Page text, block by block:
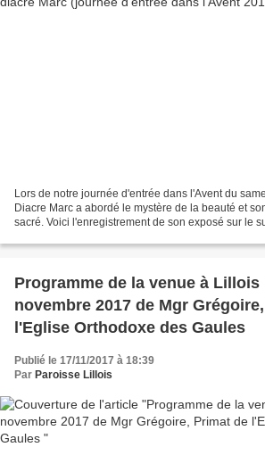
Lors de notre journée d'entrée dans l'Avent du
Diacre Marc a abordé le mystère de la beauté et
sacré. Voici l'enregistrement de son exposé sur le
Programme de la venue à Lillois
novembre 2017 de Mgr
l'Eglise Orthodoxe des Gaules
Publié le 17/11/2017 à 18:39
Par Paroisse Lillois